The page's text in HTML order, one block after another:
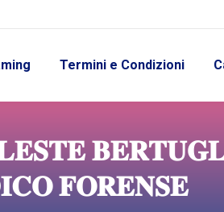
Termini e Condizioni
𝐅𝐎𝐑𝐄𝐍𝐒𝐄